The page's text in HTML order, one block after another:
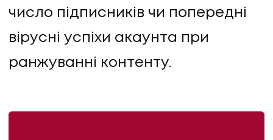
число підписників чи попередні
вірусні успіхи акаунта при
ранжуванні контенту.
ПОСЛУГИ